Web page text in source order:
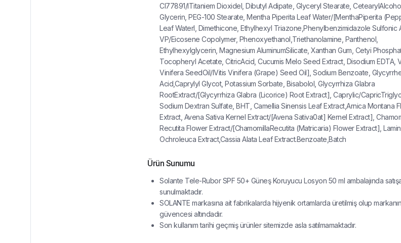
CI77891/ITitaniem Dioxidel, Dibutyl Adipate, Glyceryl Stearate,
Glycerin, PEG-100 Stearate, Mentha Piperita Leaf Water/[MenthaPiperita
Leaf Waterl, Dimethicone, Ethylhexyl Triazone,Phenylbenzimidazole Sulfonic
VP/Eicosene Copolymer, Phenoxyethanol,Triethanolamine, Panthenol,
Ethylhexylglycerin, Magnesium AluminumSilicate, Xanthan Gum, Cetyi
Tocopheryl Acetate, CitricAcid, Cucumis Melo Seed Extract, Disodium EDTA,
Vinifera SeedOil/IVitis Vinifera (Grape) Seed Oil], Sodium Benzoate,
Acid,Caprylyl Glycot, Potassium Sorbate, Bisabolol, Glycyrrhiza Glabra
RootExtract/[Glycyrrhiza Glabra (Licorice) Root Extract], Caprylic/
Sodium Dextran Sulfate, BHT, Camellia Sinensis Leaf Extract,Arnica Montana
Extract, Avena Sativa Kernel Extract/[Avena Sativa0at] Kernel Extract],
Recutita Flower Extract/[ChamomillaRecutita (Matricaria) Flower Extract],
Ochroleuca Extract,Cassia Alata Leaf Extract.Benzoate,Batch
Ürün Sunumu
Solante Tele-Rubor SPF 50+ Güneş Koruyucu Losyon 50 ml ambalajında
sunulmaktadır.
SOLANTE markasına ait fabrikalarda hijyenik ortamlarda üretilmiş olup markanın
güvencesi altındadır.
Son kullanım tarihi geçmiş ürünler sitemizde asla satılmamaktadır.